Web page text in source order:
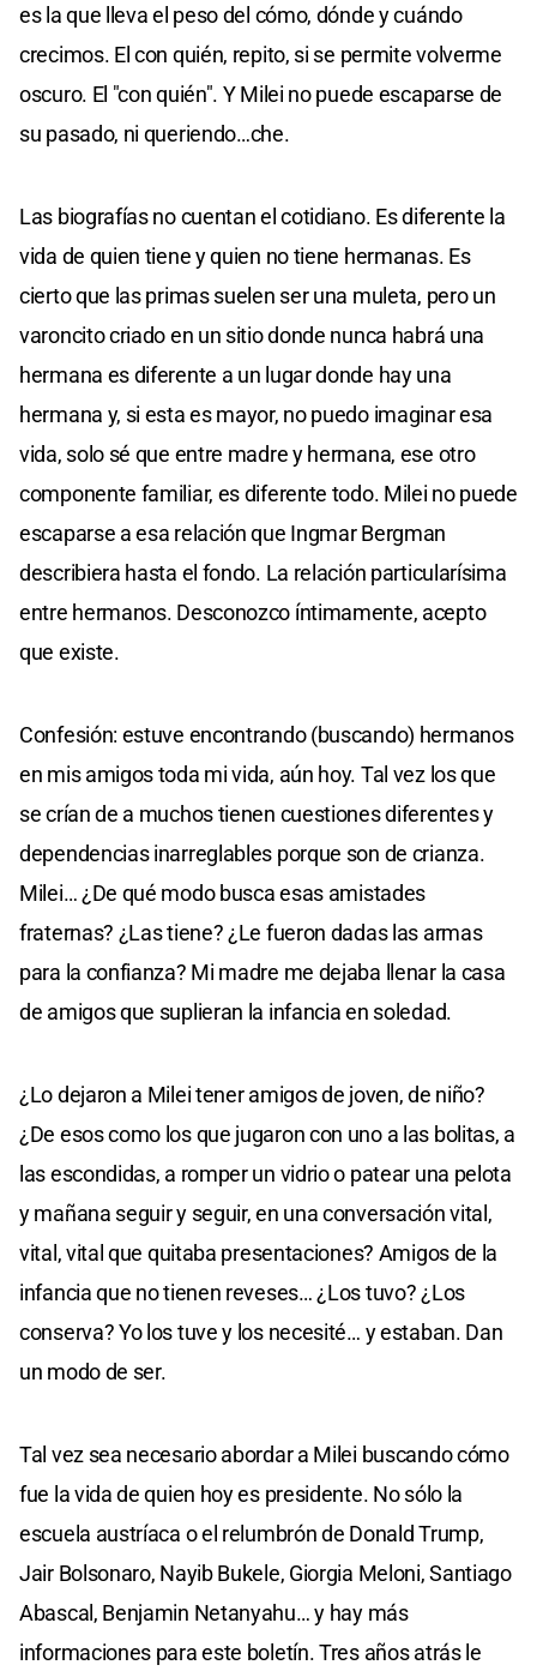
es la que lleva el peso del cómo, dónde y cuándo
crecimos. El con quién, repito, si se permite volverme
oscuro. El "con quién". Y Milei no puede escaparse de
su pasado, ni queriendo…che.
Las biografías no cuentan el cotidiano. Es diferente la
vida de quien tiene y quien no tiene hermanas. Es
cierto que las primas suelen ser una muleta, pero un
varoncito criado en un sitio donde nunca habrá una
hermana es diferente a un lugar donde hay una
hermana y, si esta es mayor, no puedo imaginar esa
vida, solo sé que entre madre y hermana, ese otro
componente familiar, es diferente todo. Milei no puede
escaparse a esa relación que Ingmar Bergman
describiera hasta el fondo. La relación particularísima
entre hermanos. Desconozco íntimamente, acepto
que existe.
Confesión: estuve encontrando (buscando) hermanos
en mis amigos toda mi vida, aún hoy. Tal vez los que
se crían de a muchos tienen cuestiones diferentes y
dependencias inarreglables porque son de crianza.
Milei… ¿De qué modo busca esas amistades
fraternas? ¿Las tiene? ¿Le fueron dadas las armas
para la confianza? Mi madre me dejaba llenar la casa
de amigos que suplieran la infancia en soledad.
¿Lo dejaron a Milei tener amigos de joven, de niño?
¿De esos como los que jugaron con uno a las bolitas, a
las escondidas, a romper un vidrio o patear una pelota
y mañana seguir y seguir, en una conversación vital,
vital, vital que quitaba presentaciones? Amigos de la
infancia que no tienen reveses… ¿Los tuvo? ¿Los
conserva? Yo los tuve y los necesité… y estaban. Dan
un modo de ser.
Tal vez sea necesario abordar a Milei buscando cómo
fue la vida de quien hoy es presidente. No sólo la
escuela austríaca o el relumbrón de Donald Trump,
Jair Bolsonaro, Nayib Bukele, Giorgia Meloni, Santiago
Abascal, Benjamin Netanyahu… y hay más
informaciones para este boletín. Tres años atrás le